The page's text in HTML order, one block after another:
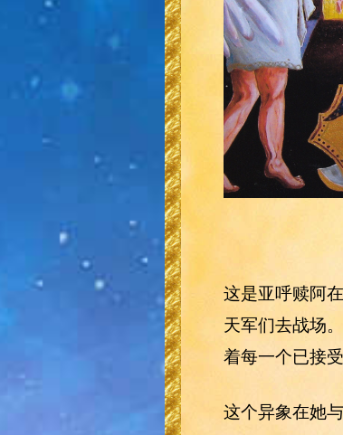
这是亚呼赎阿
天军们去战场
着每一个已接
这个异象在她